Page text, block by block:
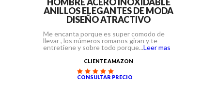
ANILLOS ELEGANTES DE MODA
DISEÑO ATRACTIVO
Me encanta porque es super comodo de
llevar , los números romanos giran y te
entretiene y sobre todo porque...Leer mas
CLIENTE AMAZON
CONSULTAR PRECIO